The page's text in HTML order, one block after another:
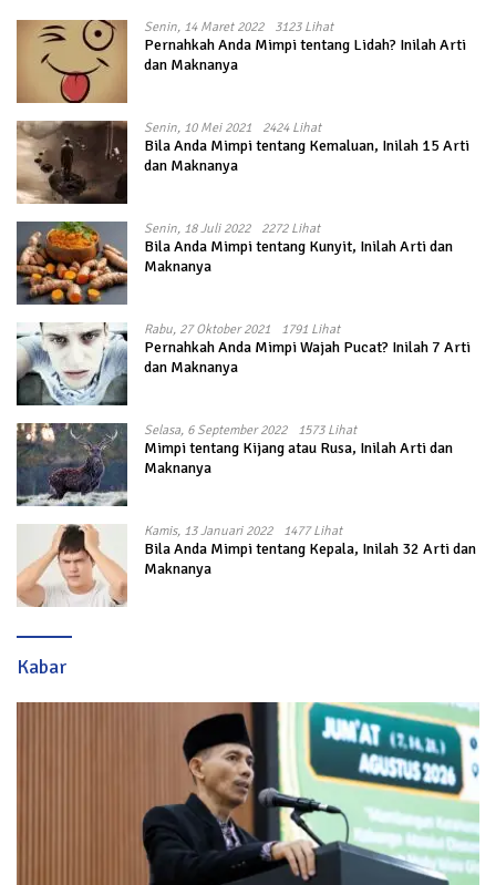
Senin, 14 Maret 2022 3123 Lihat
Pernahkah Anda Mimpi tentang Lidah? Inilah Arti
dan Maknanya
Senin, 10 Mei 2021 2424 Lihat
Bila Anda Mimpi tentang Kemaluan, Inilah 15 Arti
dan Maknanya
Senin, 18 Juli 2022 2272 Lihat
Bila Anda Mimpi tentang Kunyit, Inilah Arti dan
Maknanya
Rabu, 27 Oktober 2021 1791 Lihat
Pernahkah Anda Mimpi Wajah Pucat? Inilah 7 Arti
dan Maknanya
Selasa, 6 September 2022 1573 Lihat
Mimpi tentang Kijang atau Rusa, Inilah Arti dan
Maknanya
Kamis, 13 Januari 2022 1477 Lihat
Bila Anda Mimpi tentang Kepala, Inilah 32 Arti dan
Maknanya
Kabar